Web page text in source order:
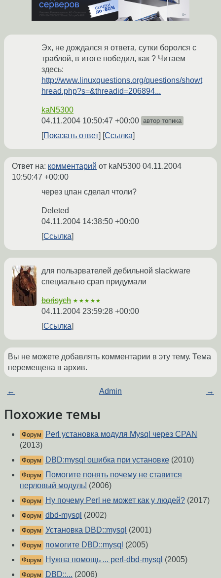
Эх, не дождался я ответа, сутки боролся с
траблой, в итоге победил, как ? Читаем
здесь:
http://www.linuxquestions.org/questions/showt
hread.php?s=&threadid=206894...
kaN5300
04.11.2004 10:50:47 +00:00 автор топика
Показать ответ Ссылка
Ответ на: комментарий от kaN5300 04.11.2004
10:50:47 +00:00
через цпан сделал чтоли?
Deleted
04.11.2004 14:38:50 +00:00
Ссылка
для пользрвателей дебильной slackware
специально cpan придумали
borisych ★★★★★
04.11.2004 23:59:28 +00:00
Ссылка
Вы не можете добавлять комментарии в эту тему. Тема
перемещена в архив.
← Admin →
Похожие темы
Форум
Perl установка модуля Mysql через CPAN
(2013)
Форум DBD:mysql ошибка при установке (2010)
Форум
Помогите понять почему не ставится
перловый модуль! (2006)
Форум Ну почему Perl не может как у людей? (2017)
Форум dbd-mysql (2002)
Форум Установка DBD::mysql (2001)
Форум помогите DBD::mysql (2005)
Форум Нужна помощь ... perl-dbd-mysql (2005)
Форум DBD::... (2006)